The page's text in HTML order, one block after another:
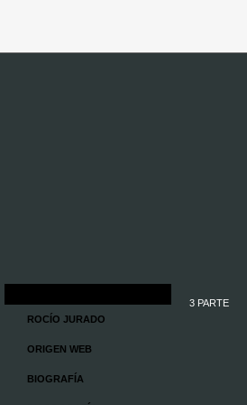
ROCÍO JURADO
ORIGEN WEB
BIOGRAFÍA
3 PARTE